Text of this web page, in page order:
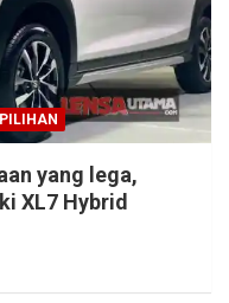
PILIHAN
yang lega,
XL7 Hybrid